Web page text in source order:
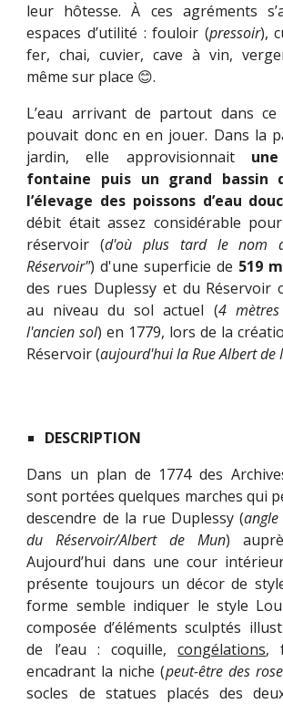
leur hôtesse. À ces agréments
espaces d’utilité : fouloir (pressoir),
fer, chai, cuvier, cave à vin,
même sur place 😊.
L’eau arrivant de partout dans
pouvait donc en en jouer. Dans la
jardin, elle approvisionnait
fontaine puis un grand bassin
l’élevage des poissons d’eau
débit était assez considérable
réservoir (d'où plus tard le nom
Réservoir") d'une superficie de 519
des rues Duplessy et du Réservoir
au niveau du sol actuel (4
l'ancien sol) en 1779, lors de la
Réservoir (aujourd'hui la Rue Albert de
DESCRIPTION
Dans un plan de 1774 des
sont portées quelques marches qui
descendre de la rue Duplessy (
du Réservoir/Albert de Mun)
Aujourd’hui dans une cour
présente toujours un décor de
forme semble indiquer le style
composée d’éléments sculptés
de l’eau : coquille,congélations,
encadrant la niche (peut-être des
socles de statues placés des